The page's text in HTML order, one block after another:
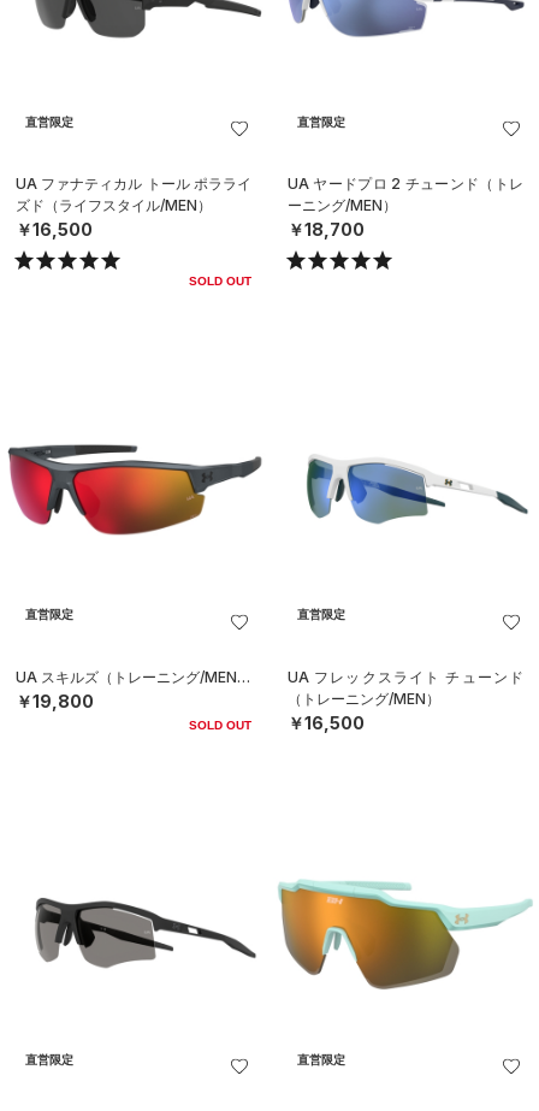
直営限定
UA ファナティカル トール ポラライ
ズド（ライフスタイル/MEN）
￥16,500
SOLD OUT
直営限定
UA ヤードプロ 2 チューンド（トレ
ーニング/MEN）
￥18,700
直営限定
UA スキルズ（トレーニング/MEN）
￥19,800
SOLD OUT
直営限定
UA フレックスライト チューンド
（トレーニング/MEN）
￥16,500
直営限定 直営限定